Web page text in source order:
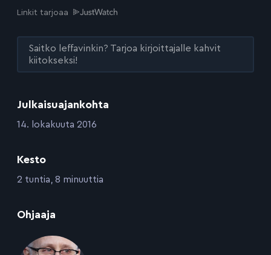
Julkaisuajankohta
:14. lokakuuta 2016
Kesto
:2 tuntia, 8 minuuttia
Ohjaaja
Linkit tarjoaa
Saitko leffavinkin? Tarjoa kirjoittajalle kahvit
kiitokseksi!